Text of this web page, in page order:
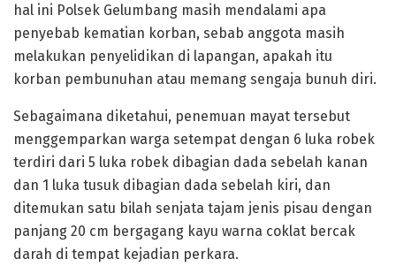
hal ini Polsek Gelumbang masih mendalami apa
penyebab kematian korban, sebab anggota masih
melakukan penyelidikan di lapangan, apakah itu
korban pembunuhan atau memang sengaja bunuh diri.
Sebagaimana diketahui, penemuan mayat tersebut
menggemparkan warga setempat dengan 6 luka robek
terdiri dari 5 luka robek dibagian dada sebelah kanan
dan 1 luka tusuk dibagian dada sebelah kiri, dan
ditemukan satu bilah senjata tajam jenis pisau dengan
panjang 20 cm bergagang kayu warna coklat bercak
darah di tempat kejadian perkara.